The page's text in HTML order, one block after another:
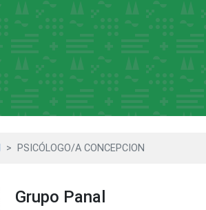
PSICÓLOGO/A CONCEPCION
Grupo Panal